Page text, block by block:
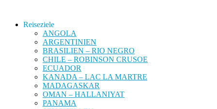
Reiseziele
ANGOLA
ARGENTINIEN
BRASILIEN – RIO NEGRO
CHILE – ROBINSON CRUSOE
ECUADOR
KANADA – LAC LA MARTRE
MADAGASKAR
OMAN – HALLANIYAT
PANAMA